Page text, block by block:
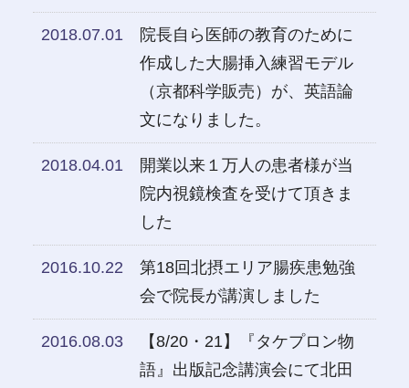
2018.07.01
院長自ら医師の教育のために
作成した大腸挿入練習モデル
（京都科学販売）が、英語論
文になりました。
2018.04.01
開業以来１万人の患者様が当
院内視鏡検査を受けて頂きま
した
2016.10.22
第18回北摂エリア腸疾患勉強
会で院長が講演しました
2016.08.03
【8/20・21】『タケプロン物
語』出版記念講演会にて北田